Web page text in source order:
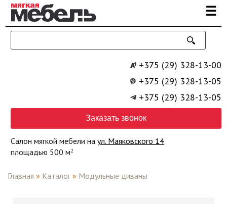
Перейти к основному содержанию ☰
+375 (29) 328-13-00
+375 (29) 328-13-05
+375 (29) 328-13-05
Заказать звонок
Салон мягкой мебели наул. Маяковского 14
площадью 500 м2
Главная » Каталог » Модульные диваны